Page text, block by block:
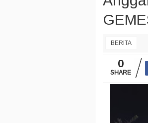
BERITA
0
SHARE